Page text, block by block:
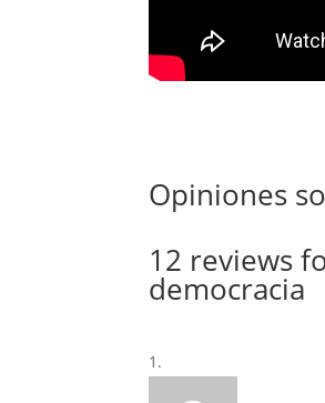
Opiniones
12 reviews
democracia